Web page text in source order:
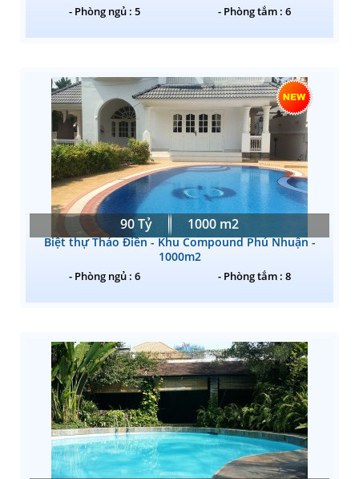
- Phòng ngủ : 5 - Phòng tắm : 6
90 Tỷ 1000 m2
Biệt thự Thảo Điền - Khu Compound Phú Nhuận -
1000m2
- Phòng ngủ : 6 - Phòng tắm : 8